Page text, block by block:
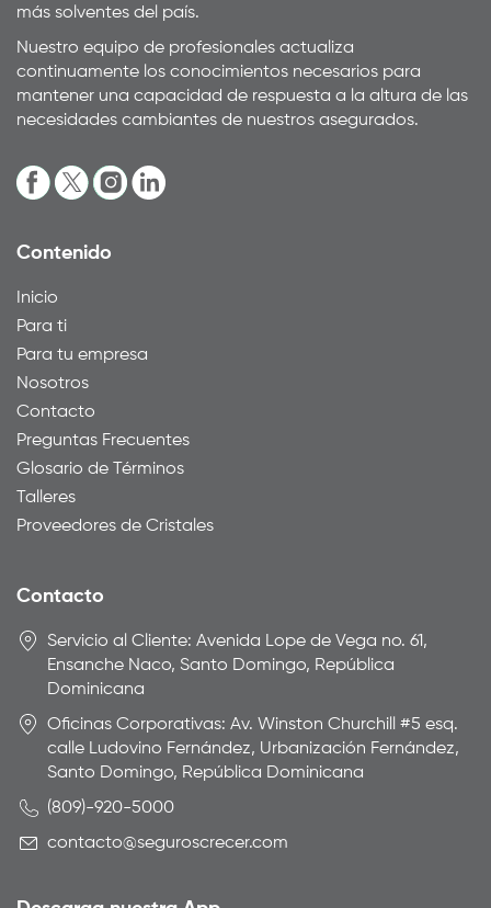
más solventes del país.
Nuestro equipo de profesionales actualiza
continuamente los conocimientos necesarios para
mantener una capacidad de respuesta a la altura de las
necesidades cambiantes de nuestros asegurados.
Contenido
Inicio
Para ti
Para tu empresa
Nosotros
Contacto
Preguntas Frecuentes
Glosario de Términos
Talleres
Proveedores de Cristales
Contacto
Servicio al Cliente: Avenida Lope de Vega no. 61,
Ensanche Naco, Santo Domingo, República
Dominicana
Oficinas Corporativas: Av. Winston Churchill #5 esq.
calle Ludovino Fernández, Urbanización Fernández,
Santo Domingo, República Dominicana
(809)-920-5000
contacto@seguroscrecer.com